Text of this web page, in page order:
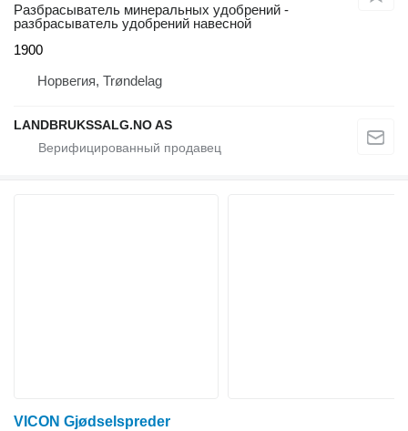
Разбрасыватель минеральных удобрений -
разбрасыватель удобрений навесной
1900
Норвегия, Trøndelag
LANDBRUKSSALG.NO AS
VICON Gjødselspreder